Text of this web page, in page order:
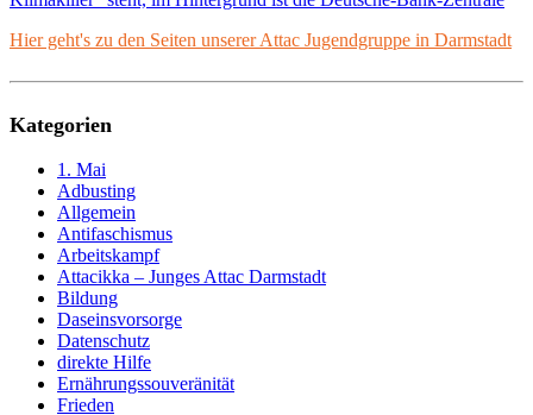
Hier geht's zu den Seiten unserer Attac Jugendgruppe in Darmstadt
Kategorien
1. Mai
Adbusting
Allgemein
Antifaschismus
Arbeitskampf
Attacikka – Junges Attac Darmstadt
Bildung
Daseinsvorsorge
Datenschutz
direkte Hilfe
Ernährungssouveränität
Frieden